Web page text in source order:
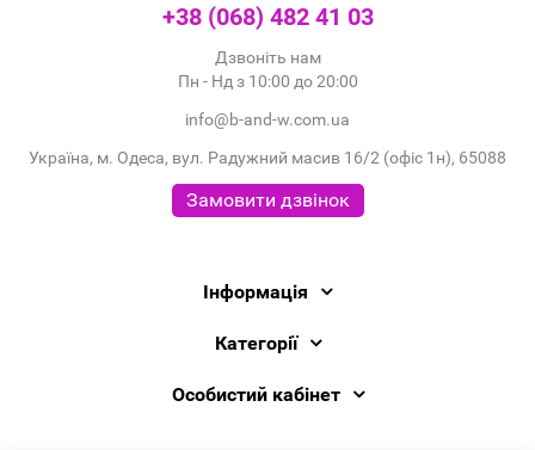
+38 (068) 482 41 03
Дзвоніть нам
Пн - Нд з 10:00 до 20:00
info@b-and-w.com.ua
Україна, м. Одеса, вул. Радужний масив 16/2 (офіс 1н), 65088
Замовити дзвінок
Інформація
Категорії
Особистий кабінет